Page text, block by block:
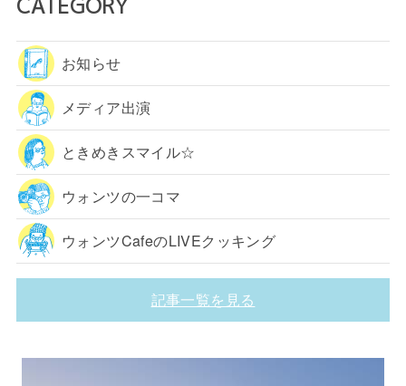
お知らせ
メディア出演
ときめきスマイル☆
ウォンツの一コマ
ウォンツCafeのLIVEクッキング
記事一覧を見る